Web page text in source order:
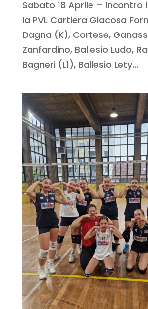
Sabato 18 Aprile – Incontro
la PVL Cartiera Giacosa
Dagna (K), Cortese,
Zanfardino, Ballesio Ludo,
Bagneri (L1), Ballesio Lety...